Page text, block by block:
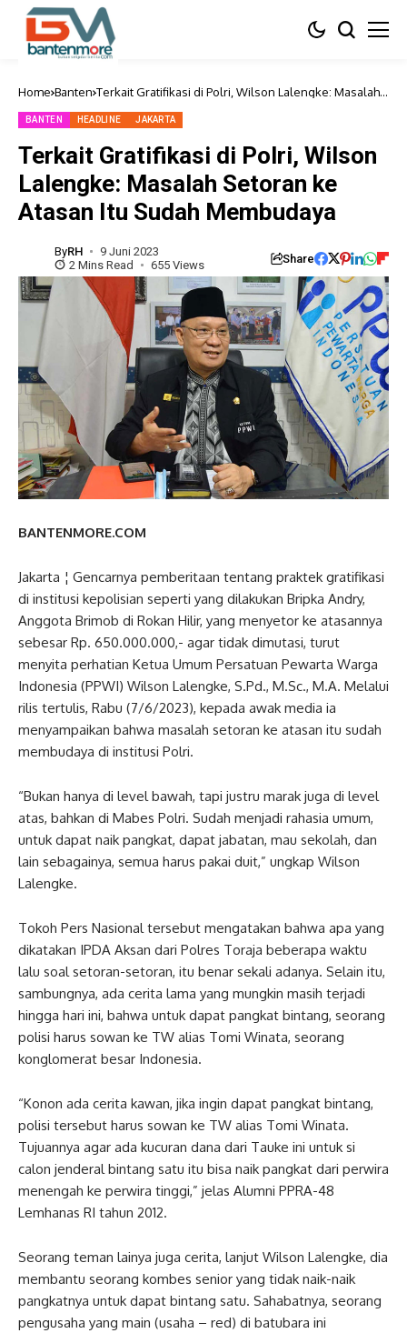
Home Banten Terkait Gratifikasi di Polri, Wilson Lalengke: Masalah
BANTEN HEADLINE JAKARTA
Terkait Gratifikasi di Polri, Wilson
Lalengke: Masalah Setoran ke
Atasan Itu Sudah Membudaya
ByRH
9 Juni 2023
2 Mins Read
655 Views Share
BANTENMORE.COM
Jakarta ¦ Gencarnya pemberitaan tentang praktek gratifikasi
di institusi kepolisian seperti yang dilakukan Bripka Andry,
Anggota Brimob di Rokan Hilir, yang menyetor ke atasannya
sebesar Rp. 650.000.000,- agar tidak dimutasi, turut
menyita perhatian Ketua Umum Persatuan Pewarta Warga
Indonesia (PPWI) Wilson Lalengke, S.Pd., M.Sc., M.A. Melalui
rilis tertulis, Rabu (7/6/2023), kepada awak media ia
menyampaikan bahwa masalah setoran ke atasan itu sudah
membudaya di institusi Polri.
“Bukan hanya di level bawah, tapi justru marak juga di level
atas, bahkan di Mabes Polri. Sudah menjadi rahasia umum,
untuk dapat naik pangkat, dapat jabatan, mau sekolah, dan
lain sebagainya, semua harus pakai duit,” ungkap Wilson
Lalengke.
Tokoh Pers Nasional tersebut mengatakan bahwa apa yang
dikatakan IPDA Aksan dari Polres Toraja beberapa waktu
lalu soal setoran-setoran, itu benar sekali adanya. Selain itu,
sambungnya, ada cerita lama yang mungkin masih terjadi
hingga hari ini, bahwa untuk dapat pangkat bintang, seorang
polisi harus sowan ke TW alias Tomi Winata, seorang
konglomerat besar Indonesia.
“Konon ada cerita kawan, jika ingin dapat pangkat bintang,
polisi tersebut harus sowan ke TW alias Tomi Winata.
Tujuannya agar ada kucuran dana dari Tauke ini untuk si
calon jenderal bintang satu itu bisa naik pangkat dari perwira
menengah ke perwira tinggi,” jelas Alumni PPRA-48
Lemhanas RI tahun 2012.
Seorang teman lainya juga cerita, lanjut Wilson Lalengke, dia
membantu seorang kombes senior yang tidak naik-naik
pangkatnya untuk dapat bintang satu. Sahabatnya, seorang
pengusaha yang main (usaha – red) di batubara ini